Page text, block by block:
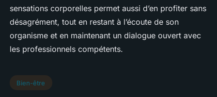
sensations corporelles permet aussi d’en profiter sans
désagrément, tout en restant à l’écoute de son
organisme et en maintenant un dialogue ouvert avec
les professionnels compétents.
Bien-être